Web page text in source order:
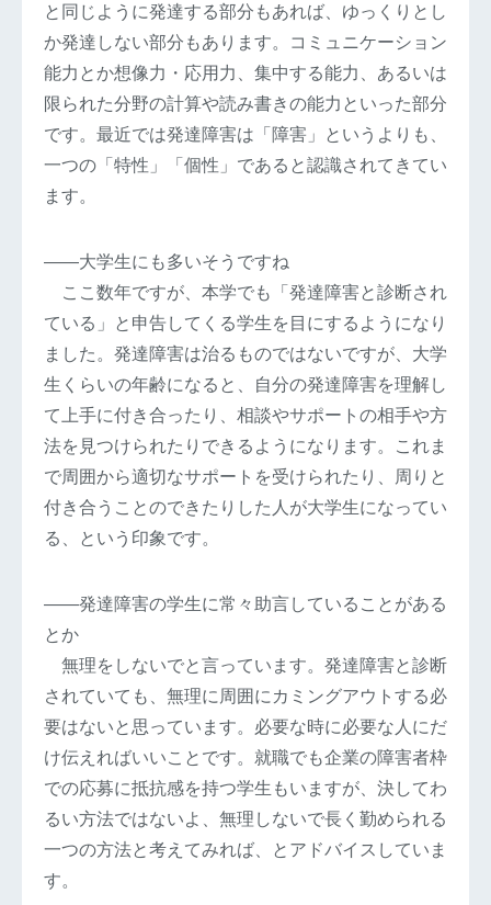
と同じように発達する部分もあれば、ゆっくりとし
か発達しない部分もあります。コミュニケーション
能力とか想像力・応用力、集中する能力、あるいは
限られた分野の計算や読み書きの能力といった部分
です。最近では発達障害は「障害」というよりも、
一つの「特性」「個性」であると認識されてきてい
ます。
――大学生にも多いそうですね
ここ数年ですが、本学でも「発達障害と診断され
ている」と申告してくる学生を目にするようになり
ました。発達障害は治るものではないですが、大学
生くらいの年齢になると、自分の発達障害を理解し
て上手に付き合ったり、相談やサポートの相手や方
法を見つけられたりできるようになります。これま
で周囲から適切なサポートを受けられたり、周りと
付き合うことのできたりした人が大学生になってい
る、という印象です。
――発達障害の学生に常々助言していることがある
とか
無理をしないでと言っています。発達障害と診断
されていても、無理に周囲にカミングアウトする必
要はないと思っています。必要な時に必要な人にだ
け伝えればいいことです。就職でも企業の障害者枠
での応募に抵抗感を持つ学生もいますが、決してわ
るい方法ではないよ、無理しないで長く勤められる
一つの方法と考えてみれば、とアドバイスしていま
す。